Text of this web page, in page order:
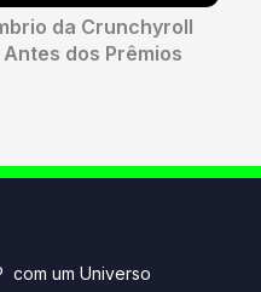
da Crunchyroll
dos Prêmios
com um Universo